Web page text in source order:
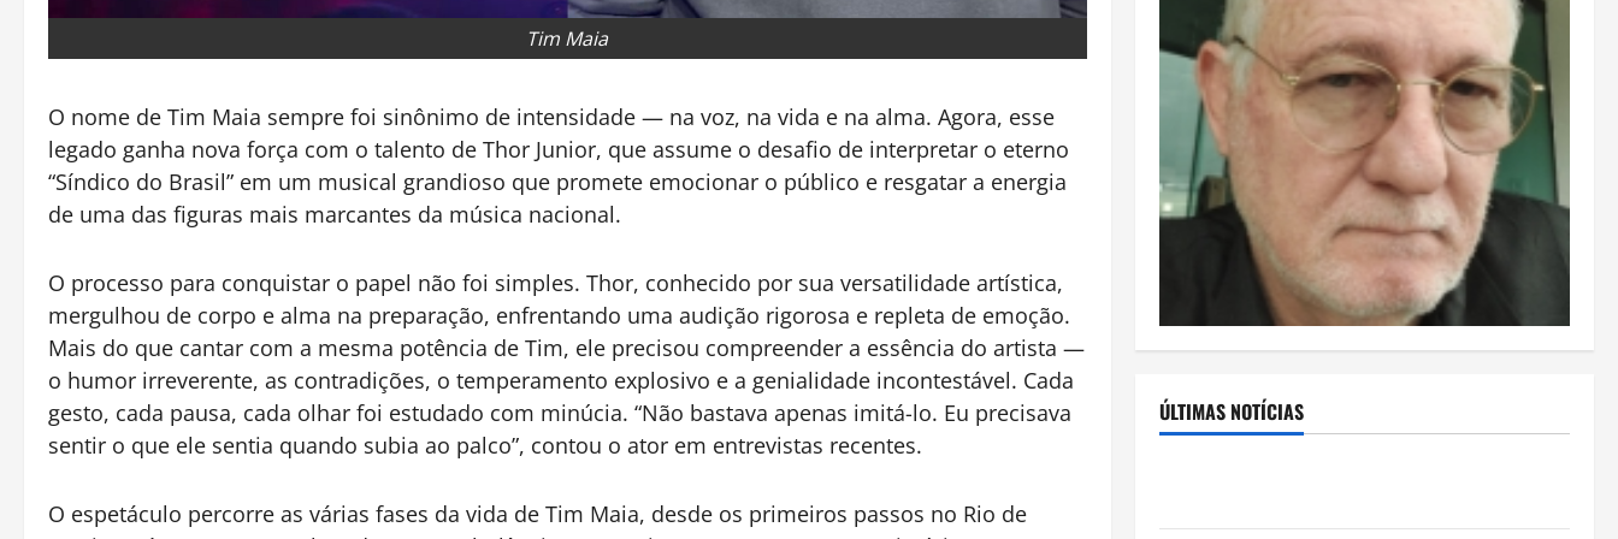
Tim Maia
O nome de Tim Maia sempre foi sinônimo de intensidade — na voz, na vida e na alma. Agora, esse
legado ganha nova força com o talento de Thor Junior, que assume o desafio de interpretar o eterno
“Síndico do Brasil” em um musical grandioso que promete emocionar o público e resgatar a energia
de uma das figuras mais marcantes da música nacional.
O processo para conquistar o papel não foi simples. Thor, conhecido por sua versatilidade artística,
mergulhou de corpo e alma na preparação, enfrentando uma audição rigorosa e repleta de emoção.
Mais do que cantar com a mesma potência de Tim, ele precisou compreender a essência do artista —
o humor irreverente, as contradições, o temperamento explosivo e a genialidade incontestável. Cada
gesto, cada pausa, cada olhar foi estudado com minúcia. “Não bastava apenas imitá-lo. Eu precisava
sentir o que ele sentia quando subia ao palco”, contou o ator em entrevistas recentes.
O espetáculo percorre as várias fases da vida de Tim Maia, desde os primeiros passos no Rio de
ÚLTIMAS NOTÍCIAS